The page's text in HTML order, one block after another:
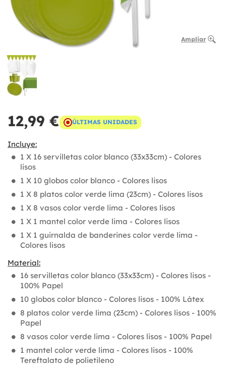
Ampliar
12,99 € ÚLTIMAS UNIDADES
Incluye:
1 X 16 servilletas color blanco (33x33cm) - Colores
lisos
1 X 10 globos color blanco - Colores lisos
1 X 8 platos color verde lima (23cm) - Colores lisos
1 X 8 vasos color verde lima - Colores lisos
1 X 1 mantel color verde lima - Colores lisos
1 X 1 guirnalda de banderines color verde lima -
Colores lisos
Material:
16 servilletas color blanco (33x33cm) - Colores lisos -
100% Papel
10 globos color blanco - Colores lisos - 100% Látex
8 platos color verde lima (23cm) - Colores lisos - 100%
Papel
8 vasos color verde lima - Colores lisos - 100% Papel
1 mantel color verde lima - Colores lisos - 100%
Tereftalato de polietileno